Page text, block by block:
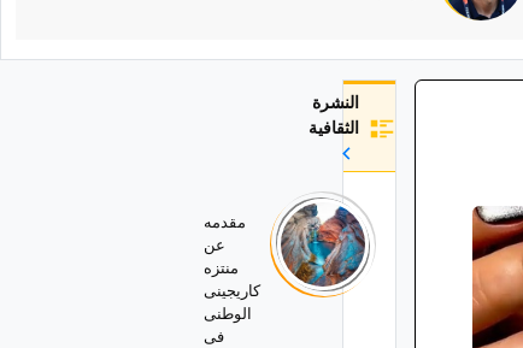
النشرة
الثقافية
مقدمه
عن
منتزه
کاریجینی
الوطنی
فی